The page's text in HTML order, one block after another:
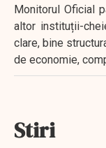
Monitorul Oficial
altor instituții-
clare, bine
de economie,
Stiri